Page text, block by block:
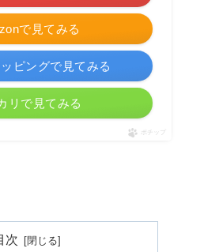
で見てみる
ピングで見てみる
リで見てみる
ポチップ
次